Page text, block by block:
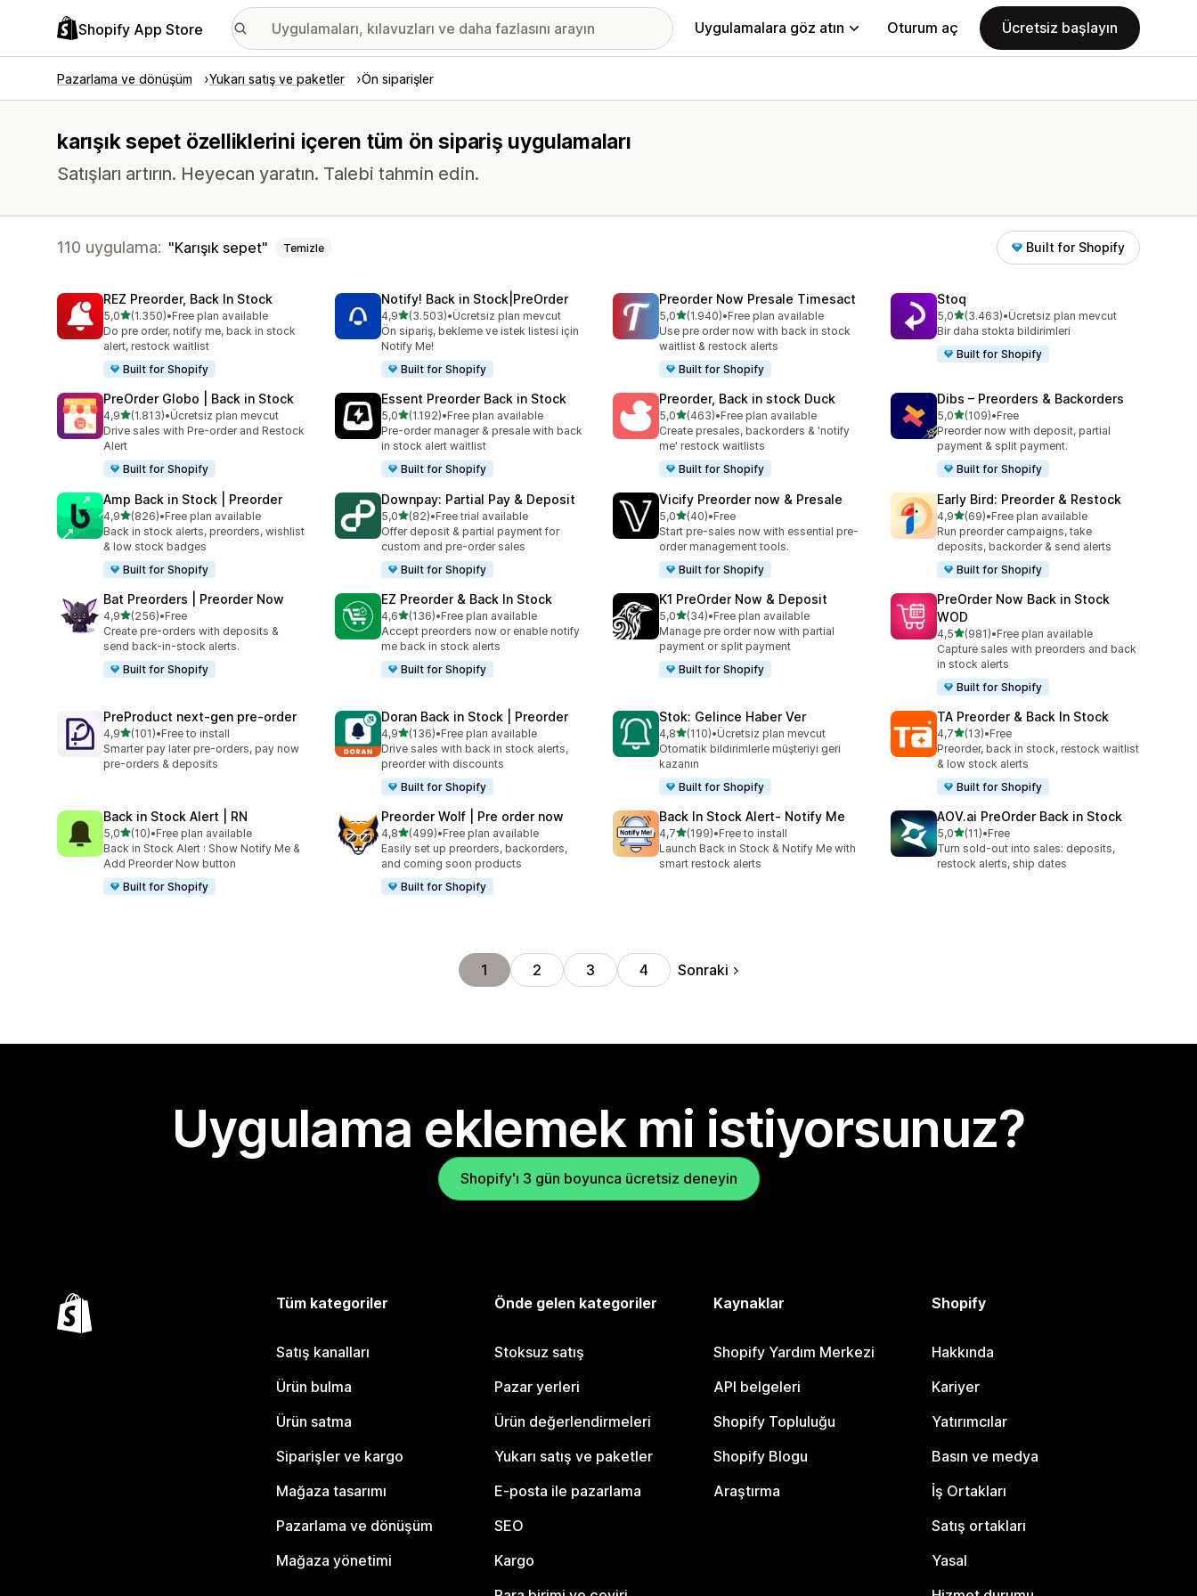
Shopify App Store Uygulamalara göz atın Oturum aç Ücretsiz başlayın
Pazarlama ve dönüşüm Yukarı satış ve paketler Ön siparişler
karışık sepet özelliklerini içeren tüm ön sipariş uygulamaları
Satışları artırın. Heyecan yaratın. Talebi tahmin edin.
110 uygulama: Karışık sepet Temizle Built for Shopify
REZ Preorder, Back In Stock
5,05 yıldız üzerinden
(1.350)
toplam 1350 değerlendirme
•Free plan available
Do pre order, notify me, back in stock
alert, restock waitlist
Built for Shopify
Notify! Back in Stock|PreOrder
4,95 yıldız üzerinden
(3.503)
toplam 3503 değerlendirme
•Ücretsiz plan mevcut
Ön sipariş, bekleme ve istek listesi için
Notify Me!
Built for Shopify
Preorder Now Presale Timesact
5,05 yıldız üzerinden
(1.940)
toplam 1940 değerlendirme
•Free plan available
Use pre order now with back in stock
waitlist & restock alerts
Built for Shopify
Stoq
5,05 yıldız üzerinden
(3.463)
toplam 3463 değerlendirme
•Ücretsiz plan mevcut
Bir daha stokta bildirimleri
Built for Shopify
PreOrder Globo | Back in Stock
4,95 yıldız üzerinden
(1.813)
toplam 1813 değerlendirme
•Ücretsiz plan mevcut
Drive sales with Pre-order and Restock
Alert
Built for Shopify
Essent Preorder Back in Stock
5,05 yıldız üzerinden
(1.192)
toplam 1192 değerlendirme
•Free plan available
Pre-order manager & presale with back
in stock alert waitlist
Built for Shopify
Preorder, Back in stock Duck
5,05 yıldız üzerinden
(463)
toplam 463 değerlendirme
•Free plan available
Create presales, backorders & 'notify
me' restock waitlists
Built for Shopify
Dibs – Preorders & Backorders
5,05 yıldız üzerinden
(109)
toplam 109 değerlendirme
•Free
Preorder now with deposit, partial
payment & split payment.
Built for Shopify
Amp Back in Stock | Preorder
4,95 yıldız üzerinden
(826)
toplam 826 değerlendirme
•Free plan available
Back in stock alerts, preorders, wishlist
& low stock badges
Built for Shopify
Downpay: Partial Pay & Deposit
5,05 yıldız üzerinden
(82)
toplam 82 değerlendirme
•Free trial available
Offer deposit & partial payment for
custom and pre-order sales
Built for Shopify
Vicify Preorder now & Presale
5,05 yıldız üzerinden
(40)
toplam 40 değerlendirme
•Free
Start pre-sales now with essential pre-
order management tools.
Built for Shopify
Early Bird: Preorder & Restock
4,95 yıldız üzerinden
(69)
toplam 69 değerlendirme
•Free plan available
Run preorder campaigns, take
deposits, backorder & send alerts
Built for Shopify
Bat Preorders | Preorder Now
4,95 yıldız üzerinden
(256)
toplam 256 değerlendirme
•Free
Create pre-orders with deposits &
send back-in-stock alerts.
Built for Shopify
EZ Preorder & Back In Stock
4,65 yıldız üzerinden
(136)
toplam 136 değerlendirme
•Free plan available
Accept preorders now or enable notify
me back in stock alerts
Built for Shopify
K1 PreOrder Now & Deposit
5,05 yıldız üzerinden
(34)
toplam 34 değerlendirme
•Free plan available
Manage pre order now with partial
payment or split payment
Built for Shopify
PreOrder Now Back in Stock
WOD
4,55 yıldız üzerinden
(981)
toplam 981 değerlendirme
•Free plan available
Capture sales with preorders and back
in stock alerts
Built for Shopify
PreProduct next‑gen pre‑order
4,95 yıldız üzerinden
(101)
toplam 101 değerlendirme
•Free to install
Smarter pay later pre-orders, pay now
pre-orders & deposits
Doran Back in Stock | Preorder
4,95 yıldız üzerinden
(136)
toplam 136 değerlendirme
•Free plan available
Drive sales with back in stock alerts,
preorder with discounts
Built for Shopify
Stok: Gelince Haber Ver
4,85 yıldız üzerinden
(110)
toplam 110 değerlendirme
•Ücretsiz plan mevcut
Otomatik bildirimlerle müşteriyi geri
kazanın
Built for Shopify
TA Preorder & Back In Stock
4,75 yıldız üzerinden
(13)
toplam 13 değerlendirme
•Free
Preorder, back in stock, restock waitlist
& low stock alerts
Built for Shopify
Back in Stock Alert | RN
5,05 yıldız üzerinden
(10)
toplam 10 değerlendirme
•Free plan available
Back in Stock Alert : Show Notify Me &
Add Preorder Now button
Built for Shopify
Preorder Wolf | Pre order now
4,85 yıldız üzerinden
(499)
toplam 499 değerlendirme
•Free plan available
Easily set up preorders, backorders,
and coming soon products
Built for Shopify
Back In Stock Alert‑ Notify Me
4,75 yıldız üzerinden
(199)
toplam 199 değerlendirme
•Free to install
Launch Back in Stock & Notify Me with
smart restock alerts
AOV.ai PreOrder Back in Stock
5,05 yıldız üzerinden
(11)
toplam 11 değerlendirme
•Free
Turn sold-out into sales: deposits,
restock alerts, ship dates
1 2 3 4 Sonraki
Uygulama eklemek mi istiyorsunuz?
Shopify'ı 3 gün boyunca ücretsiz deneyin
Tüm kategoriler
Satış kanalları
Ürün bulma
Ürün satma
Siparişler ve kargo
Mağaza tasarımı
Pazarlama ve dönüşüm
Mağaza yönetimi
Önde gelen kategoriler
Stoksuz satış
Pazar yerleri
Ürün değerlendirmeleri
Yukarı satış ve paketler
E-posta ile pazarlama
SEO
Kargo
Kaynaklar
Shopify Yardım Merkezi
API belgeleri
Shopify Topluluğu
Shopify Blogu
Araştırma
Shopify
Hakkında
Kariyer
Yatırımcılar
Basın ve medya
İş Ortakları
Satış ortakları
Yasal